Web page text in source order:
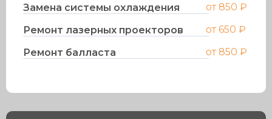
Замена системы охлаждения
от 850 ₽
Ремонт лазерных проекторов
от 650 ₽
Ремонт балласта
от 850 ₽